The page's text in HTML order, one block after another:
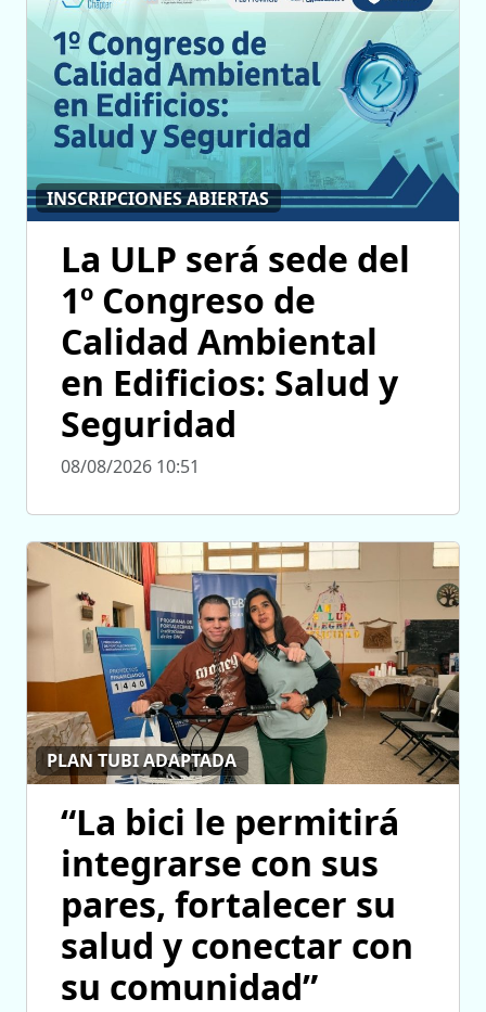
INSCRIPCIONES ABIERTAS
La ULP será sede del
1º Congreso de
Calidad Ambiental
en Edificios: Salud y
Seguridad
08/08/2026 10:51
PLAN TUBI ADAPTADA
“La bici le permitirá
integrarse con sus
pares, fortalecer su
salud y conectar con
su comunidad”